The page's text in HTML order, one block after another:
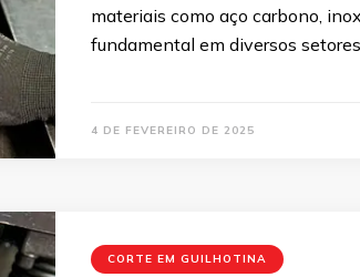
materiais como aço carbono,
fundamental em diversos
4 DE FEVEREIRO DE 2025
CORTE EM GUILHOTINA